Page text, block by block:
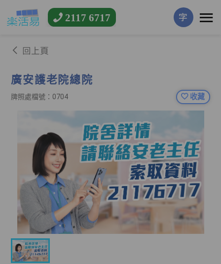
2117 6717 字
回上頁
廣安護老院總院
牌照處檔號：0704 收藏